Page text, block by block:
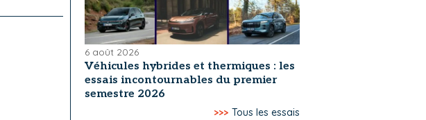
6 août 2026
Véhicules hybrides et thermiques : les
essais incontournables du premier
semestre 2026
>>> Tous les essais